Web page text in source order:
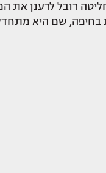
רובל לרענן את
שם היא